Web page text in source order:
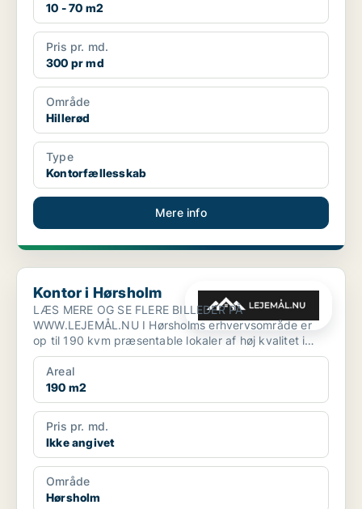
10 - 70 m2
Pris pr. md.
300 pr md
Område
Hillerød
Type
Kontorfællesskab
Mere info
Kontor i Hørsholm
Kontor i Hørsholm
LÆS MERE OG SE FLERE BILLEDER PÅ
WWW.LEJEMÅL.NU I Hørsholms erhvervsområde er
op til 190 kvm præsentable lokaler af høj kvalitet i
nylig moderniseret ejen...
Areal
190 m2
Pris pr. md.
Ikke angivet
Område
Hørsholm